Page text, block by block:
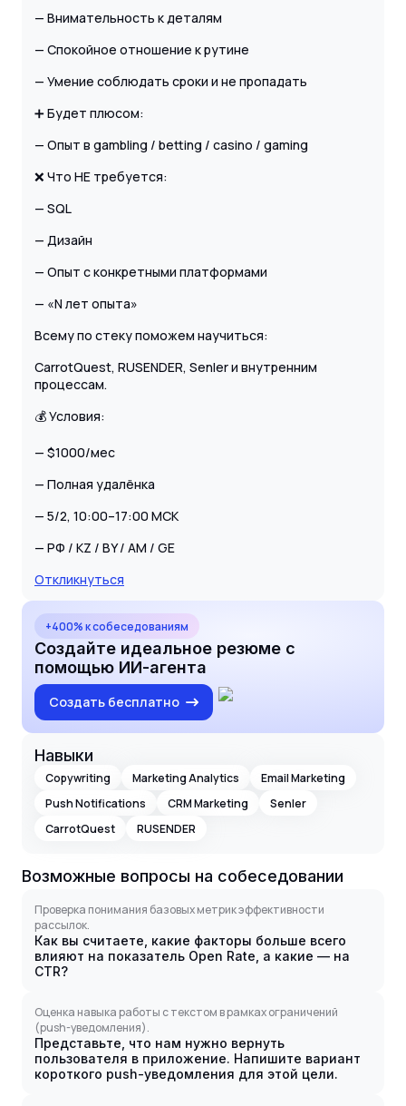
— Внимательность к деталям
— Спокойное отношение к рутине
— Умение соблюдать сроки и не пропадать
➕ Будет плюсом:
— Опыт в gambling / betting / casino / gaming
❌ Что НЕ требуется:
— SQL
— Дизайн
— Опыт с конкретными платформами
— «N лет опыта»
Всему по стеку поможем научиться:
CarrotQuest, RUSENDER, Senler и внутренним
процессам.
💰 Условия:
— $1000/мес
— Полная удалёнка
— 5/2, 10:00–17:00 МСК
— РФ / KZ / BY / AM / GE
Откликнуться
+400% к собеседованиям
Создайте идеальное резюме с
помощью ИИ-агента
Создать бесплатно
Навыки
Copywriting Marketing Analytics
Email Marketing
Push Notifications
CRM Marketing
Senler
CarrotQuest
RUSENDER
Возможные вопросы на собеседовании
Проверка понимания базовых метрик эффективности
рассылок.
Как вы считаете, какие факторы больше всего
влияют на показатель Open Rate, а какие — на
CTR?
Оценка навыка работы с текстом в рамках ограничений
(push-уведомления).
Представьте, что нам нужно вернуть
пользователя в приложение. Напишите вариант
короткого push-уведомления для этой цели.